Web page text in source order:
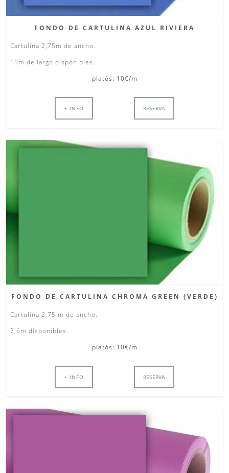
FONDO DE CARTULINA AZUL RIVIERA
Cartulina 2,75m de ancho.
11m de largo disponibles.
platós: 10€/m
+ INFO RESERVA
FONDO DE CARTULINA CHROMA GREEN (VERDE)
Cartulina 2,75 m de ancho.
7,6m disponibles.
platós: 10€/m
+ INFO RESERVA